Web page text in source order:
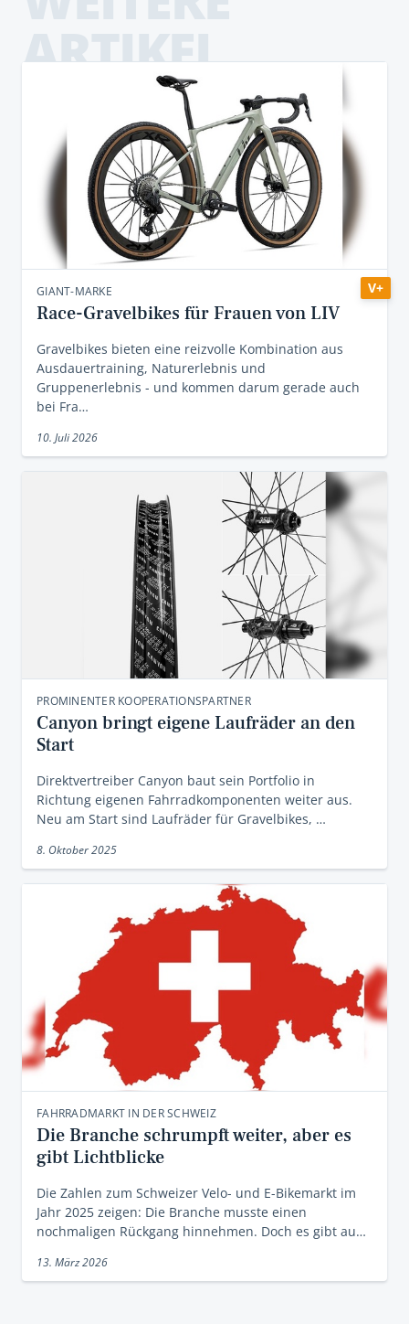
ARTIKEL
V+
GIANT-MARKE
Race-Gravelbikes für Frauen von LIV
Gravelbikes bieten eine reizvolle Kombination aus
Ausdauertraining, Naturerlebnis und
Gruppenerlebnis - und kommen darum gerade auch
bei Fra…
10. Juli 2026
PROMINENTER KOOPERATIONSPARTNER
Canyon bringt eigene Laufräder an den
Start
Direktvertreiber Canyon baut sein Portfolio in
Richtung eigenen Fahrradkomponenten weiter aus.
Neu am Start sind Laufräder für Gravelbikes, …
8. Oktober 2025
FAHRRADMARKT IN DER SCHWEIZ
Die Branche schrumpft weiter, aber es
gibt Lichtblicke
Die Zahlen zum Schweizer Velo- und E-Bikemarkt im
Jahr 2025 zeigen: Die Branche musste einen
nochmaligen Rückgang hinnehmen. Doch es gibt au…
13. März 2026